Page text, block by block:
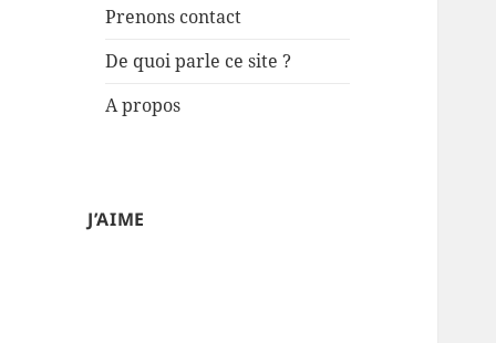
Prenons contact
De quoi parle ce site ?
A propos
J’AIME